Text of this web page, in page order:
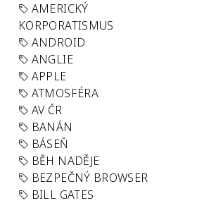
AMERICKÝ
KORPORATISMUS
ANDROID
ANGLIE
APPLE
ATMOSFÉRA
AV ČR
BANÁN
BÁSEŇ
BĚH NADĚJE
BEZPEČNÝ BROWSER
BILL GATES